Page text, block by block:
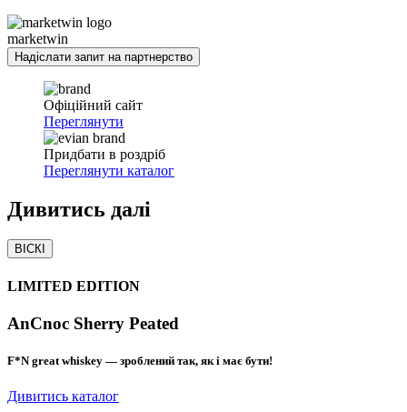
marketwin
Надіслати запит на партнерство
Офіційний сайт
Переглянути
Придбати в роздріб
Переглянути каталог
Дивитись далі
ВІСКІ
LIMITED EDITION
AnCnoc Sherry Peated
F*N great whiskey — зроблений так, як і має бути!
Дивитись каталог